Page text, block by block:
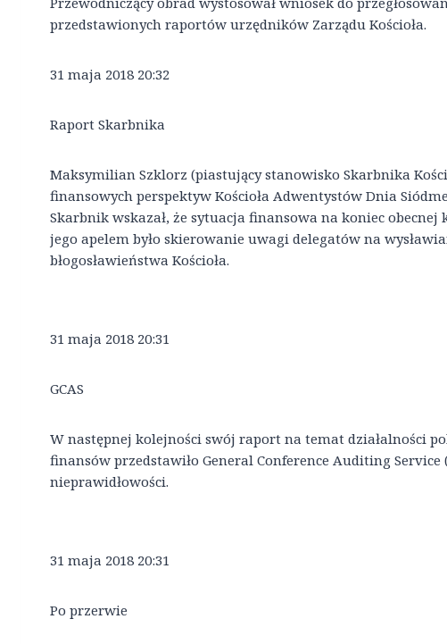
przedstawionych raportów urzędników Zarządu Kościoła.
31 maja 2018 20:32
Raport Skarbnika
Maksymilian Szklorz (piastujący stanowisko Skarbnika
finansowych perspektyw Kościoła Adwentystów Dnia
Skarbnik wskazał, że sytuacja finansowa na koniec
jego apelem było skierowanie uwagi delegatów na
błogosławieństwa Kościoła.
31 maja 2018 20:31
GCAS
W następnej kolejności swój raport na temat działalności
finansów przedstawiło General Conference Auditing Service
nieprawidłowości.
31 maja 2018 20:31
Po przerwie